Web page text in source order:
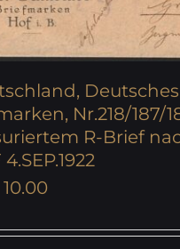
Deutsches
Nr.218/187/
R-Brief
10.00